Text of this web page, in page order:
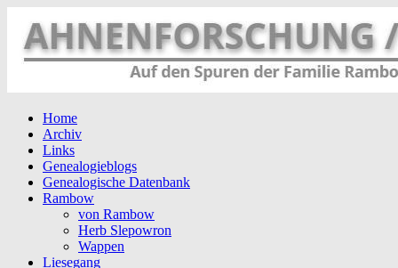
Home
Archiv
Links
Genealogieblogs
Genealogische Datenbank
Rambow
von Rambow
Herb Slepowron
Wappen
Liesegang